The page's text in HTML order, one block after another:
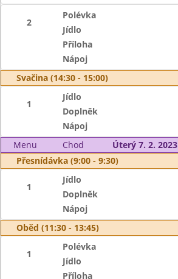
2
Polévka
Jídlo
Příloha
Nápoj
Svačina (14:30 - 15:00)
1
Jídlo
Doplněk
Nápoj
Menu
Chod
Úterý 7. 2. 2023
Přesnídávka (9:00 - 9:30)
1
Jídlo
Doplněk
Nápoj
Oběd (11:30 - 13:45)
1
Polévka
Jídlo
Příloha